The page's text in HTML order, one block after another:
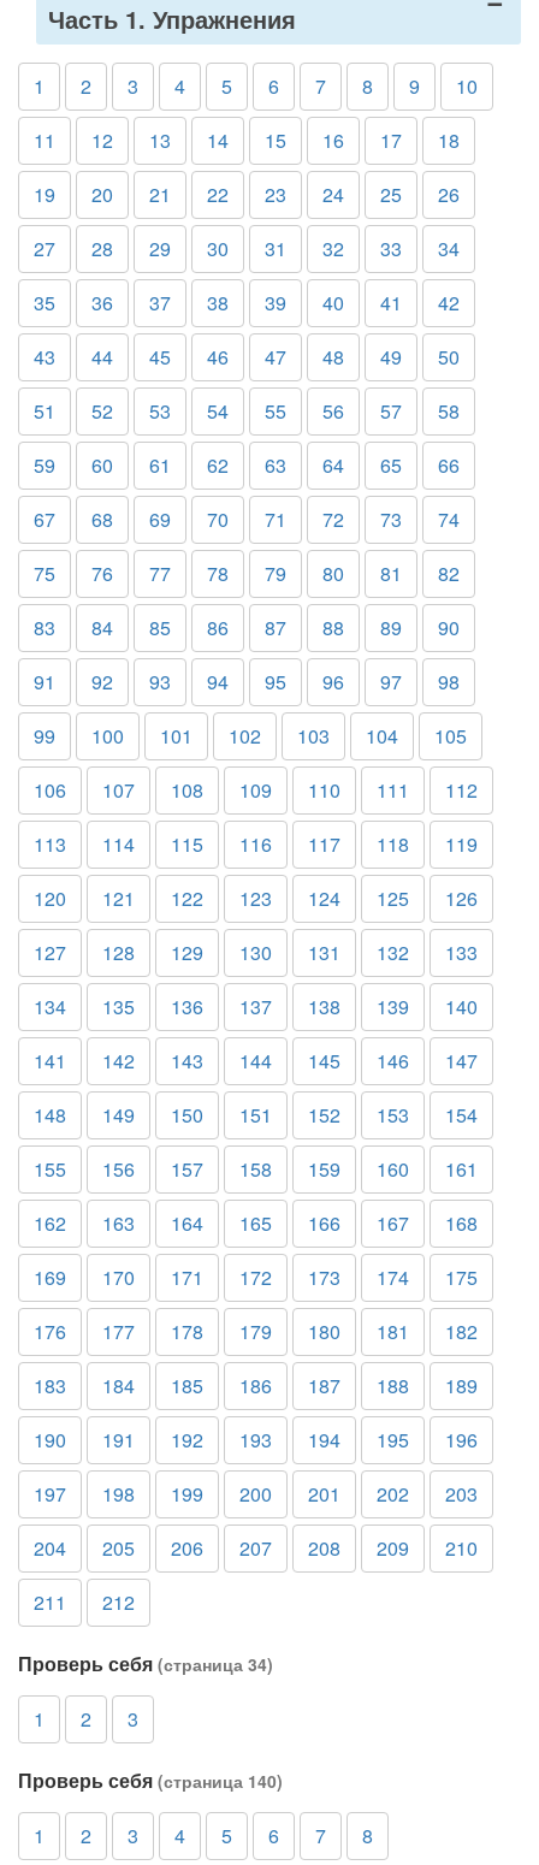
Часть 1. Упражнения
1 2 3 4 5 6 7 8 9
10
11
12 13 14 15 16 17
18
19
20 21 22 23 24 25
26
27
28 29 30 31 32 33
34
35
36 37 38 39 40 41
42
43
44 45 46 47 48 49
50
51
52 53 54 55 56 57
58
59
60 61 62 63 64 65
66
67
68 69 70 71 72 73
74
75
76 77 78 79 80 81
82
83
84 85 86 87 88 89
90
91
92 93 94 95 96 97
98
99
100 101 102 103 104
105
106
107 108 109 110 111
112
113
114 115 116 117 118
119
120
121 122 123 124 125
126
127
128 129 130 131 132
133
134
135 136 137 138 139
140
141
142 143 144 145 146
147
148
149 150 151 152 153
154
155
156 157 158 159 160
161
162
163 164 165 166 167
168
169
170 171 172 173 174
175
176
177 178 179 180 181
182
183
184 185 186 187 188
189
190
191 192 193 194 195
196
197
198 199 200 201 202
203
204
205 206 207 208 209
210
211
212
Проверь себя (страница 34)
1 2 3
Проверь себя (страница 140)
1 2 3 4 5 6 7 8